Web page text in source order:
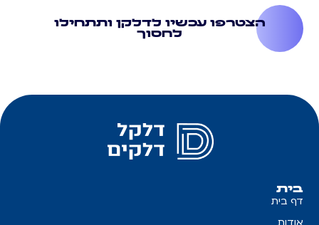
הצטרפו עכשיו לדלקן ותתחילו
לחסוך
בית
דף בית